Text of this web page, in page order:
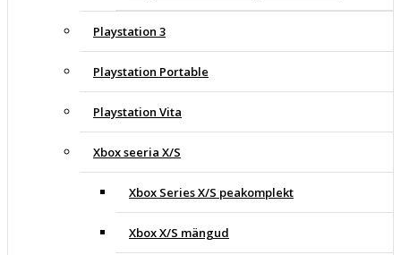
Playstation 3
Playstation Portable
Playstation Vita
Xbox seeria X/S
Xbox Series X/S peakomplekt
Xbox X/S mängud